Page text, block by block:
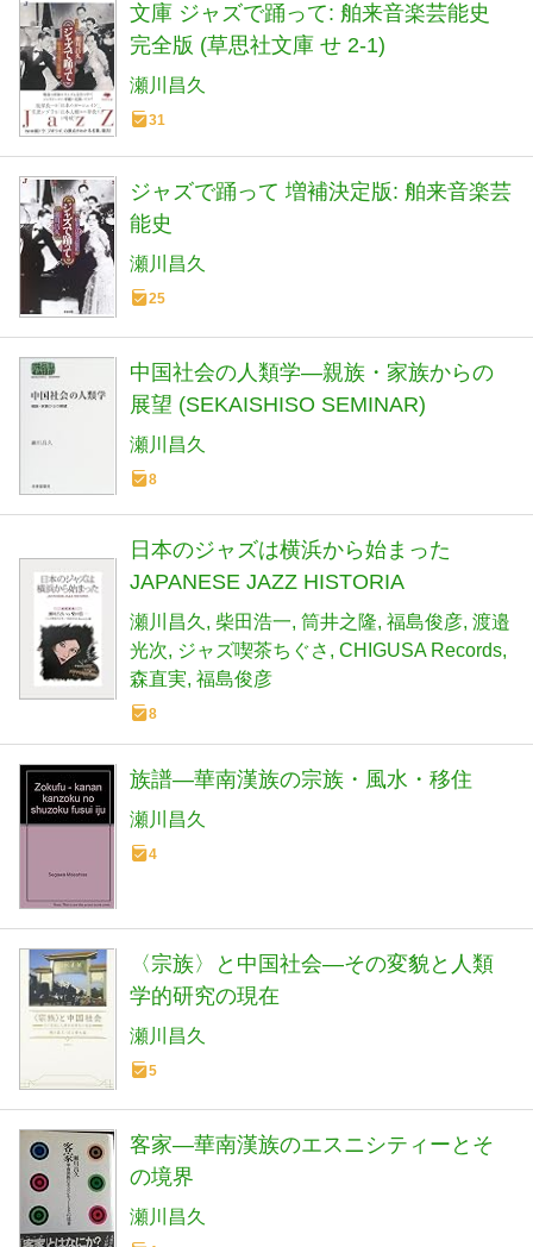
文庫 ジャズで踊って: 舶来音楽芸能史
完全版 (草思社文庫 せ 2-1)
瀬川昌久
31
ジャズで踊って 増補決定版: 舶来音楽芸
能史
瀬川昌久
25
中国社会の人類学―親族・家族からの
展望 (SEKAISHISO SEMINAR)
瀬川昌久
8
日本のジャズは横浜から始まった
JAPANESE JAZZ HISTORIA
瀬川昌久 柴田浩一 筒井之隆 福島俊彦 渡邉
光次
ジャズ喫茶ちぐさ
CHIGUSA Records
森直実 福島俊彦
8
族譜―華南漢族の宗族・風水・移住
瀬川昌久
4
〈宗族〉と中国社会―その変貌と人類
学的研究の現在
瀬川昌久
5
客家―華南漢族のエスニシティーとそ
の境界
瀬川昌久